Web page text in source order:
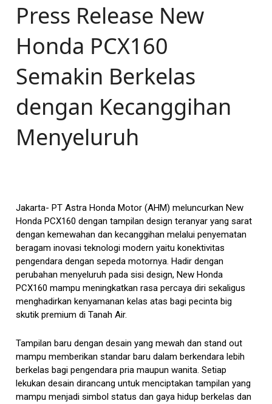
Press Release New
Honda PCX160
Semakin Berkelas
dengan Kecanggihan
Menyeluruh
Jakarta- PT Astra Honda Motor (AHM) meluncurkan New
Honda PCX160 dengan tampilan design teranyar yang sarat
dengan kemewahan dan kecanggihan melalui penyematan
beragam inovasi teknologi modern yaitu konektivitas
pengendara dengan sepeda motornya. Hadir dengan
perubahan menyeluruh pada sisi design, New Honda
PCX160 mampu meningkatkan rasa percaya diri sekaligus
menghadirkan kenyamanan kelas atas bagi pecinta big
skutik premium di Tanah Air.
Tampilan baru dengan desain yang mewah dan stand out
mampu memberikan standar baru dalam berkendara lebih
berkelas bagi pengendara pria maupun wanita. Setiap
lekukan desain dirancang untuk menciptakan tampilan yang
mampu menjadi simbol status dan gaya hidup berkelas dan